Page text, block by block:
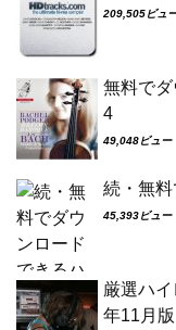
209,505ビュ
無料で
4
49,048ビュー
続・無
45,393ビュー
厳選ハ
年11月版